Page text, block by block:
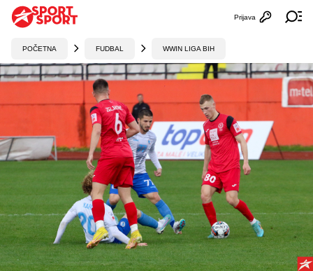
Otvori
Prijava
POČETNA FUDBAL WWIN LIGA BIH